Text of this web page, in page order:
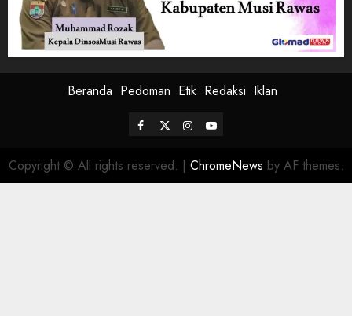
Beranda Pedoman Etik Redaksi Iklan
Facebook
TwitterInstagram
Youtube
Copyright © All rights reserved. | ChromeNews by AF themes.